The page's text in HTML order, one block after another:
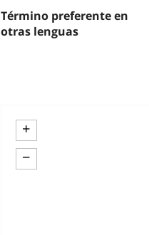
Término preferente en
otras lenguas
+
−